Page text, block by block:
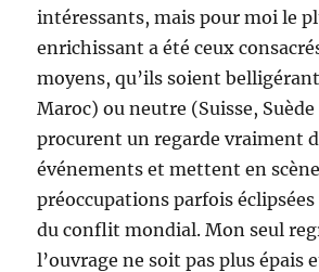
intéressants, mais pour moi le
enrichissant a été ceux
moyens, qu’ils soient
Maroc) ou neutre (Suisse,
procurent un regarde vraiment
événements et mettent en
préoccupations parfois
du conflit mondial. Mon seul
l’ouvrage ne soit pas plus épais